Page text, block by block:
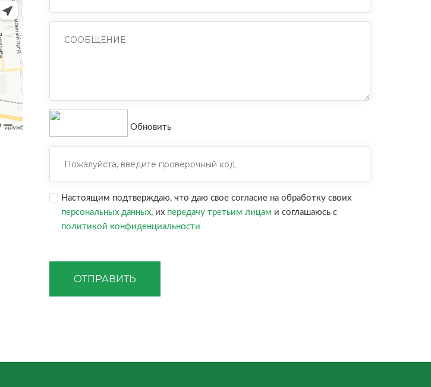
Обновить
Настоящим подтверждаю, что даю свое согласие на обработку своих
персональных данных, их передачу третьим лицам и соглашаюсь с
политикой конфиденциальности
ОТПРАВИТЬ